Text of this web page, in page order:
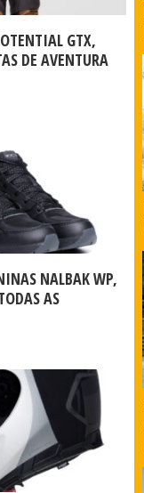
GTX,
DE AVENTURA
NALBAK WP,
AS